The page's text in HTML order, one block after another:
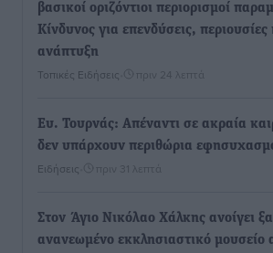
βασικοί οριζόντιοι περιορισμοί
Κίνδυνος για επενδύσεις, περιουσίες
ανάπτυξη
Τοπικές Ειδήσεις πριν 24 λεπτά
Ευ. Τουρνάς: Απέναντι σε ακραία
δεν υπάρχουν περιθώρια
Ειδήσεις πριν 31 λεπτά
Στον Άγιο Νικόλαο Χάλκης ανοίγει
ανανεωμένο εκκλησιαστικό μουσείο